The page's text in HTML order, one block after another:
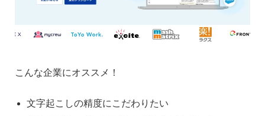
こんな企業にオススメ！
文字起こしの精度にこだわりたい